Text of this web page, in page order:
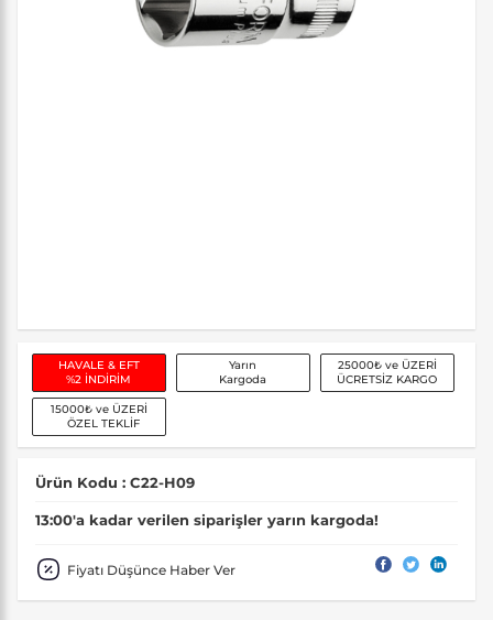
HAVALE & EFT
%2 İNDİRİM
Yarın
Kargoda
25000₺ ve ÜZERİ
ÜCRETSİZ KARGO
15000₺ ve ÜZERİ
ÖZEL TEKLİF
Ürün Kodu : C22-H09
13:00'a kadar verilen siparişler yarın kargoda!
Fiyatı Düşünce Haber Ver